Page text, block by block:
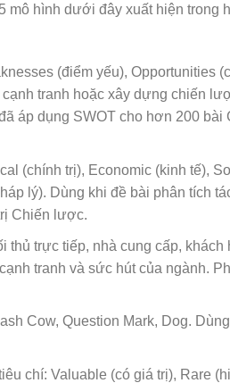
mô hình dưới đây xuất hiện trong
(điểm yếu), Opportunities
tranh hoặc xây dựng chiến
áp dụng SWOT cho hơn 200 bài
(chính trị), Economic (kinh tế),
lý). Dùng khi đề bài phân tích
Chiến lược.
thủ trực tiếp, nhà cung cấp, khách
tranh và sức hút của ngành.
Cow, Question Mark, Dog.
chí: Valuable (có giá trị), Rare